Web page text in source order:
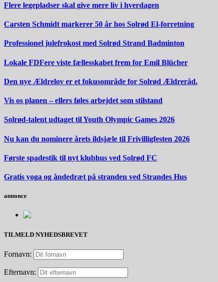
Flere legepladser skal give mere liv i hverdagen
Carsten Schmidt markerer 50 år hos Solrød El-forretning
Professionel julefrokost med Solrød Strand Badminton
Lokale FDFere viste fællesskabet frem for Emil Blücher
Den nye Ældrelov er et fokusområde for Solrød Ældreråd.
Vis os planen – ellers føles arbejdet som stilstand
Solrød-talent udtaget til Youth Olympic Games 2026
Nu kan du nominere årets ildsjæle til Frivilligfesten 2026
Første spadestik til nyt klubhus ved Solrød FC
Gratis yoga og åndedræt på stranden ved Strandes Hus
annonce
TILMELD NYHEDSBREVET
Fornavn:
Efternavn: